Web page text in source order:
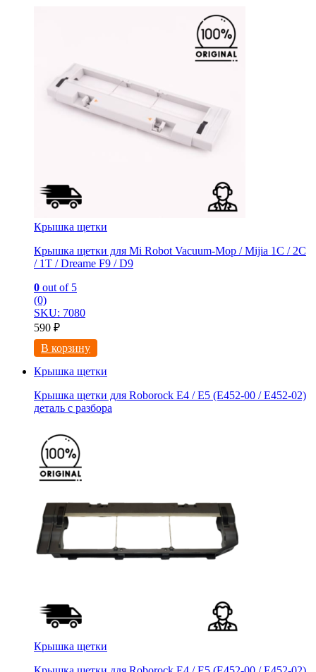
Крышка щетки
Крышка щетки для Mi Robot Vacuum-Mop / Mijia 1C / 2C
/ 1T / Dreame F9 / D9
0 out of 5
(0)
SKU: 7080
590 ₽
В корзину
Крышка щетки
Крышка щетки для Roborock E4 / E5 (E452-00 / E452-02)
деталь с разбора
Крышка щетки